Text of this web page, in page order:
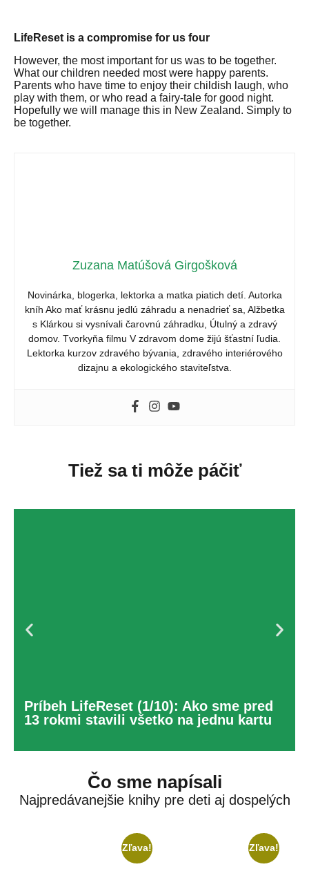
LifeReset is a compromise for us four
However, the most important for us was to be together.
What our children needed most were happy parents.
Parents who have time to enjoy their childish laugh, who
play with them, or who read a fairy-tale for good night.
Hopefully we will manage this in New Zealand. Simply to
be together.
Zuzana Matúšová Girgošková
Novinárka, blogerka, lektorka a matka piatich detí. Autorka
kníh Ako mať krásnu jedlú záhradu a nenadrieť sa, Alžbetka
s Klárkou si vysnívali čarovnú záhradku, Útulný a zdravý
domov. Tvorkyňa filmu V zdravom dome žijú šťastní ľudia.
Lektorka kurzov zdravého bývania, zdravého interiérového
dizajnu a ekologického staviteľstva.
Tiež sa ti môže páčiť
Príbeh LifeReset (1/10): Ako sme pred
13 rokmi stavili všetko na jednu kartu
Čo sme napísali
Najpredávanejšie knihy pre deti aj dospelých
Zľava! Zľava!